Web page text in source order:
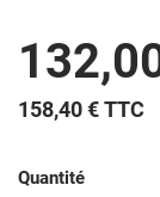
158,40 €TTC
Quantité